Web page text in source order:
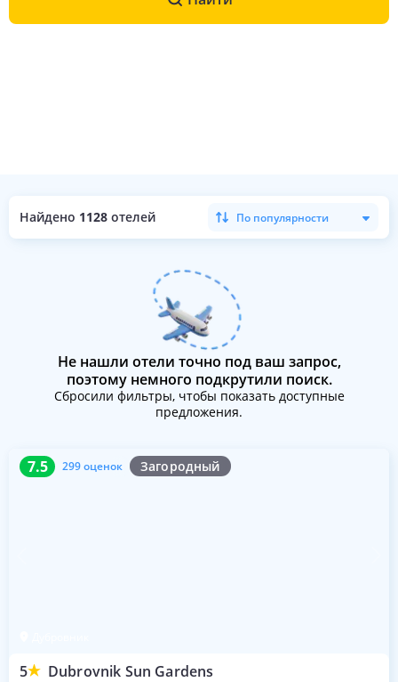
Найдено 1128 отелей По популярности
Не нашли отели точно под ваш запрос,
поэтому немного подкрутили поиск.
Сбросили фильтры, чтобы показать доступные
предложения.
7.5 299 оценок Загородный
5 Dubrovnik Sun Gardens
7.5 299 оценок